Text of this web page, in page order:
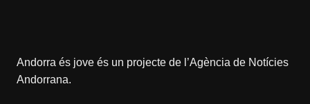
Andorra és jove és un projecte de l’Agència de Notícies
Andorrana.